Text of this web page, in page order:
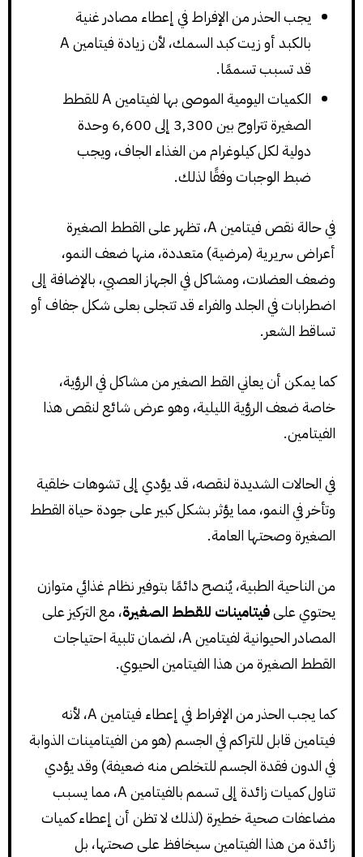
يجب الحذر من الإفراط في إعطاء مصادر غنية
بالكبد أو زيت كبد السمك، لأن زيادة فيتامين A
قد تسبب تسممًا.
الكميات اليومية الموصى بها لفيتامين A للقطط
الصغيرة تتراوح بين 3,300 إلى 6,600 وحدة
دولية لكل كيلوغرام من الغذاء الجاف، ويجب
ضبط الوجبات وفقًا لذلك.
في حالة نقص فيتامين A، تظهر على القطط الصغيرة
أعراض سريرية (مرضية) متعددة، منها ضعف النمو،
وضعف العضلات، ومشاكل في الجهاز العصبي، بالإضافة إلى
اضطرابات في الجلد والفراء قد تتجلى بعلى شكل جفاف أو
تساقط الشعر.
كما يمكن أن يعاني القط الصغير من مشاكل في الرؤية،
خاصة ضعف الرؤية الليلية، وهو عرض شائع لنقص هذا
الفيتامين.
في الحالات الشديدة لنقصه، قد يؤدي إلى تشوهات خلقية
وتأخر في النمو، مما يؤثر بشكل كبير على جودة حياة القطط
الصغيرة وصحتها العامة.
من الناحية الطبية، يُنصح دائمًا بتوفير نظام غذائي متوازن
يحتوي علىفيتامينات للقطط الصغيرة، مع التركيز على
المصادر الحيوانية لفيتامين A، لضمان تلبية احتياجات
القطط الصغيرة من هذا الفيتامين الحيوي.
كما يجب الحذر من الإفراط في إعطاء فيتامين A، لأنه
فيتامين قابل للتراكم في الجسم (هو من الفيتامينات الذوابة
في الدون فقدة الجسم للتخلص منه ضعيفة) وقد يؤدي
تناول كميات زائدة إلى تسمم بالفيتامين A، مما يسبب
مضاعفات صحية خطيرة (لذلك لا تظن أن إعطاء كميات
زائدة من هذا الفيتامين سيخافظ على صحتها، بل